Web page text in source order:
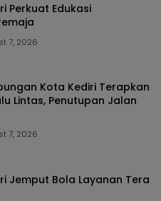
Perkuat Edukasi
7, 2026
Kota Kediri Terapkan
Lintas, Penutupan Jalan
7, 2026
Jemput Bola Layanan Tera